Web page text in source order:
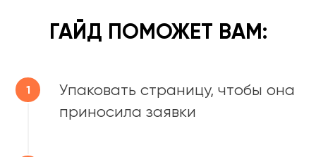
ГАЙД ПОМОЖЕТ ВАМ:
Упаковать страницу, чтобы она
приносила заявки